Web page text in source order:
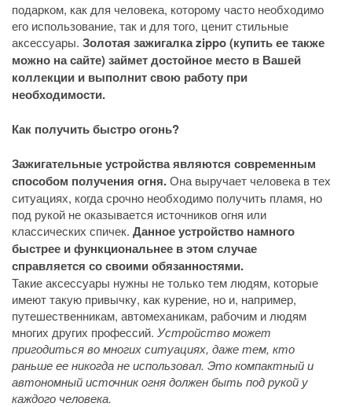
подарком, как для человека, которому часто необходимо
его использование, так и для того, ценит стильные
аксессуары. Золотая зажигалка zippo (купить ее также
можно на сайте) займет достойное место в Вашей
коллекции и выполнит свою работу при
необходимости.
Как получить быстро огонь?
Зажигательные устройства являются современным
способом получения огня.Она выручает человека в тех
ситуациях, когда срочно необходимо получить пламя, но
под рукой не оказывается источников огня или
классических спичек. Данное устройство намного
быстрее и функциональнее в этом случае
справляется со своими обязанностями.
Такие аксессуары нужны не только тем людям, которые
имеют такую привычку, как курение, но и, например,
путешественникам, автомеханикам, рабочим и людям
многих других профессий. Устройство может
пригодиться во многих ситуациях, даже тем, кто
раньше ее никогда не использовал. Это компактный и
автономный источник огня должен быть под рукой у
каждого человека.